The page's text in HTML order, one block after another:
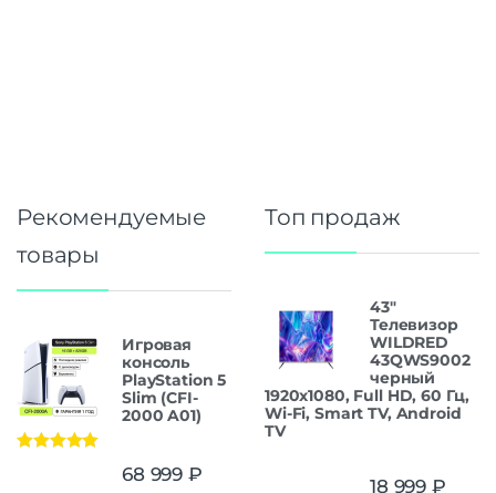
Рекомендуемые
товары
Игровая
консоль
PlayStation 5
Slim (CFI-
2000 A01)
68 999 ₽
Топ продаж
43"
Телевизор
WILDRED
43QWS9002
черный
1920x1080, Full HD, 60 Гц,
Wi-Fi, Smart TV, Android
TV
18 999 ₽